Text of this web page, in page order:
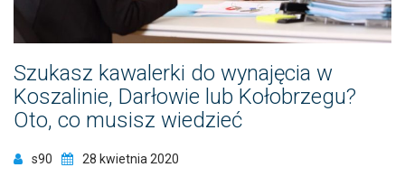
Szukasz kawalerki do wynajęcia w
Koszalinie, Darłowie lub Kołobrzegu?
Oto, co musisz wiedzieć
s90 28 kwietnia 2020